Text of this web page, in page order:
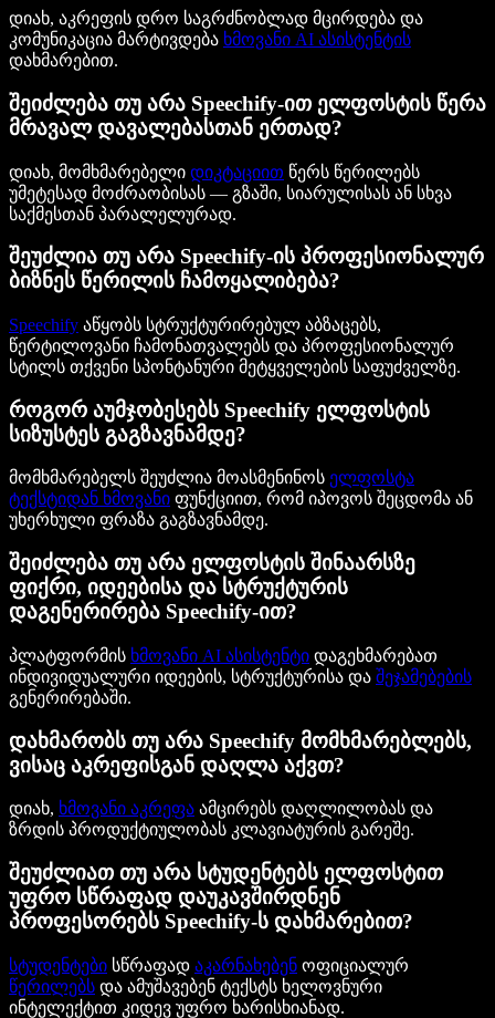
დიახ, აკრეფის დრო საგრძნობლად მცირდება და
კომუნიკაცია მარტივდება ხმოვანი AI ასისტენტის
დახმარებით.
შეიძლება თუ არა Speechify-ით ელფოსტის წერა
მრავალ დავალებასთან ერთად?
დიახ, მომხმარებელი დიკტაციით წერს წერილებს
უმეტესად მოძრაობისას — გზაში, სიარულისას ან სხვა
საქმესთან პარალელურად.
შეუძლია თუ არა Speechify-ის პროფესიონალურ
ბიზნეს წერილის ჩამოყალიბება?
Speechify აწყობს სტრუქტურირებულ აბზაცებს,
წერტილოვანი ჩამონათვალებს და პროფესიონალურ
სტილს თქვენი სპონტანური მეტყველების საფუძველზე.
როგორ აუმჯობესებს Speechify ელფოსტის
სიზუსტეს გაგზავნამდე?
მომხმარებელს შეუძლია მოასმენინოს ელფოსტა
ტექსტიდან ხმოვანი ფუნქციით, რომ იპოვოს შეცდომა ან
უხერხული ფრაზა გაგზავნამდე.
შეიძლება თუ არა ელფოსტის შინაარსზე
ფიქრი, იდეებისა და სტრუქტურის
დაგენერირება Speechify-ით?
პლატფორმის ხმოვანი AI ასისტენტი დაგეხმარებათ
ინდივიდუალური იდეების, სტრუქტურისა და შეჯამებების
გენერირებაში.
დახმარობს თუ არა Speechify მომხმარებლებს,
ვისაც აკრეფისგან დაღლა აქვთ?
დიახ, ხმოვანი აკრეფა ამცირებს დაღლილობას და
ზრდის პროდუქტიულობას კლავიატურის გარეშე.
შეუძლიათ თუ არა სტუდენტებს ელფოსტით
უფრო სწრაფად დაუკავშირდნენ
პროფესორებს Speechify-ს დახმარებით?
სტუდენტები სწრაფად აკარნახებენ ოფიციალურ
წერილებს და ამუშავებენ ტექსტს ხელოვნური
ინტელექტით კიდევ უფრო ხარისხიანად.